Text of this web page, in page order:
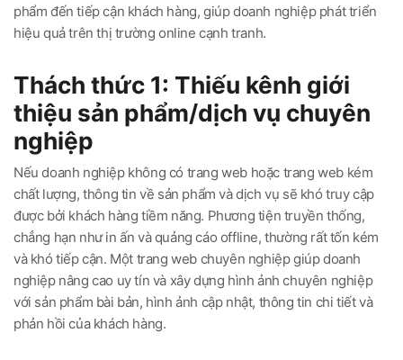
phẩm đến tiếp cận khách hàng, giúp doanh nghiệp phát triển
hiệu quả trên thị trường online cạnh tranh.
Thách thức 1: Thiếu kênh giới
thiệu sản phẩm/dịch vụ chuyên
nghiệp
Nếu doanh nghiệp không có trang web hoặc trang web kém
chất lượng, thông tin về sản phẩm và dịch vụ sẽ khó truy cập
được bởi khách hàng tiềm năng. Phương tiện truyền thống,
chẳng hạn như in ấn và quảng cáo offline, thường rất tốn kém
và khó tiếp cận. Một trang web chuyên nghiệp giúp doanh
nghiệp nâng cao uy tín và xây dựng hình ảnh chuyên nghiệp
với sản phẩm bài bản, hình ảnh cập nhật, thông tin chi tiết và
phản hồi của khách hàng.